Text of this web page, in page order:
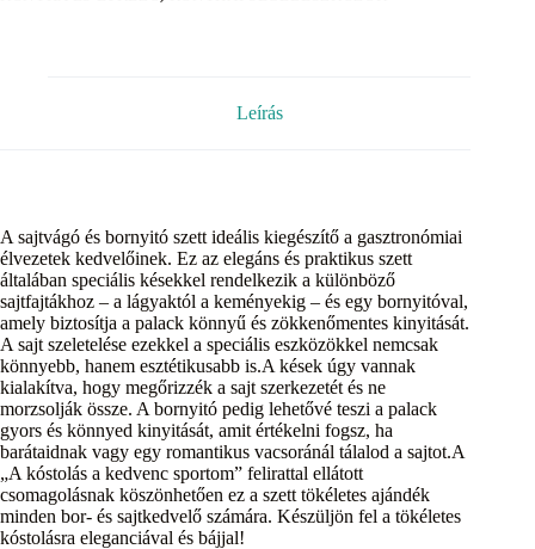
Leírás
A sajtvágó és bornyitó szett ideális kiegészítő a gasztronómiai
élvezetek kedvelőinek. Ez az elegáns és praktikus szett
általában speciális késekkel rendelkezik a különböző
sajtfajtákhoz – a lágyaktól a keményekig – és egy bornyitóval,
amely biztosítja a palack könnyű és zökkenőmentes kinyitását.
A sajt szeletelése ezekkel a speciális eszközökkel nemcsak
könnyebb, hanem esztétikusabb is.A kések úgy vannak
kialakítva, hogy megőrizzék a sajt szerkezetét és ne
morzsolják össze. A bornyitó pedig lehetővé teszi a palack
gyors és könnyed kinyitását, amit értékelni fogsz, ha
barátaidnak vagy egy romantikus vacsoránál tálalod a sajtot.A
„A kóstolás a kedvenc sportom” felirattal ellátott
csomagolásnak köszönhetően ez a szett tökéletes ajándék
minden bor- és sajtkedvelő számára. Készüljön fel a tökéletes
kóstolásra eleganciával és bájjal!